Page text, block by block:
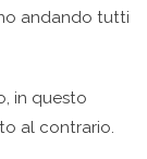
andando tutti
in questo
al contrario.